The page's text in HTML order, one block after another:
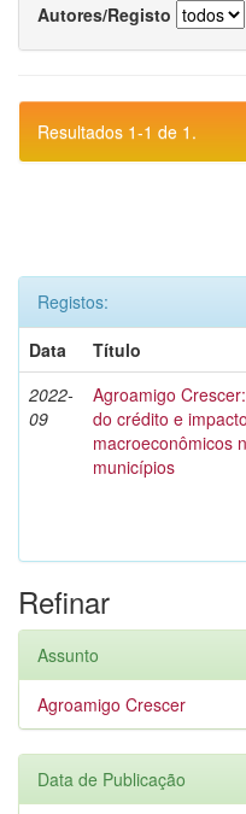
Autores/Registo
Resultados 1-1 de 1.
Registos:
Data
Título
2022-
09
Agroamigo
do crédito e
macroeconômicos
municípios
Refinar
Assunto
Agroamigo Crescer
Data de Publicação